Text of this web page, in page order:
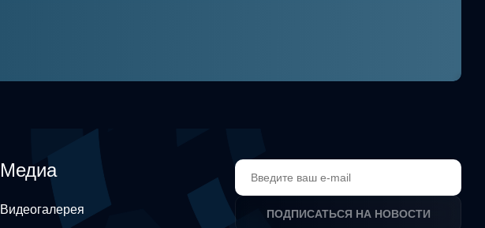
Медиа
Видеогалерея
ПОДПИСАТЬСЯ НА НОВОСТИ